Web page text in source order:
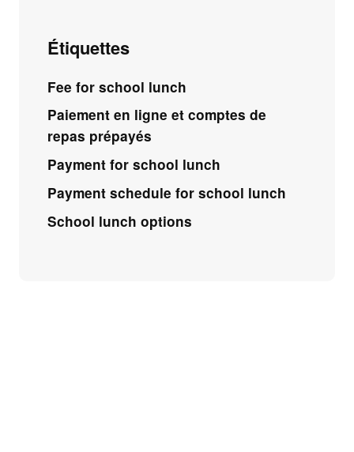
Étiquettes
Fee for school lunch
Paiement en ligne et comptes de
repas prépayés
Payment for school lunch
Payment schedule for school lunch
School lunch options